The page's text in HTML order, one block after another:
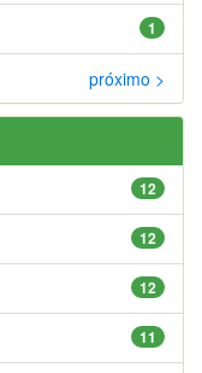
1
próximo >
12
12
12
11